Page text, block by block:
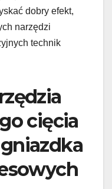
dobry efekt,
narzędzi
technik
cięcia